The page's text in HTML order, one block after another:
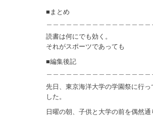
■まとめ
読書は何にでも効く。
それがスポーツであっても
■編集後記
先日、東京海洋大学の学園祭に行っ
した。
日曜の朝、子供と大学の前を偶然通